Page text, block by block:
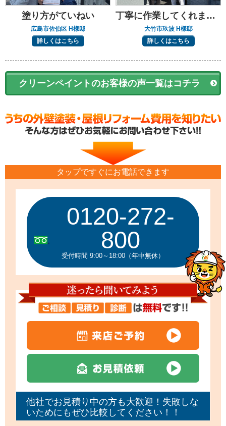
塗り方がていねい
広島市佐伯区 H様邸
詳しくはこちら
丁寧に作業してくれました
大竹市玖波 H様邸
詳しくはこちら
クリーンペイントのお客様の声一覧はコチラ
タップですぐにお電話できます
0120-272-
800
受付時間 9:00～18:00（年中無休）
他社でお見積り中の方も大歓迎！失敗しな
いためにもぜひ比較してください！！